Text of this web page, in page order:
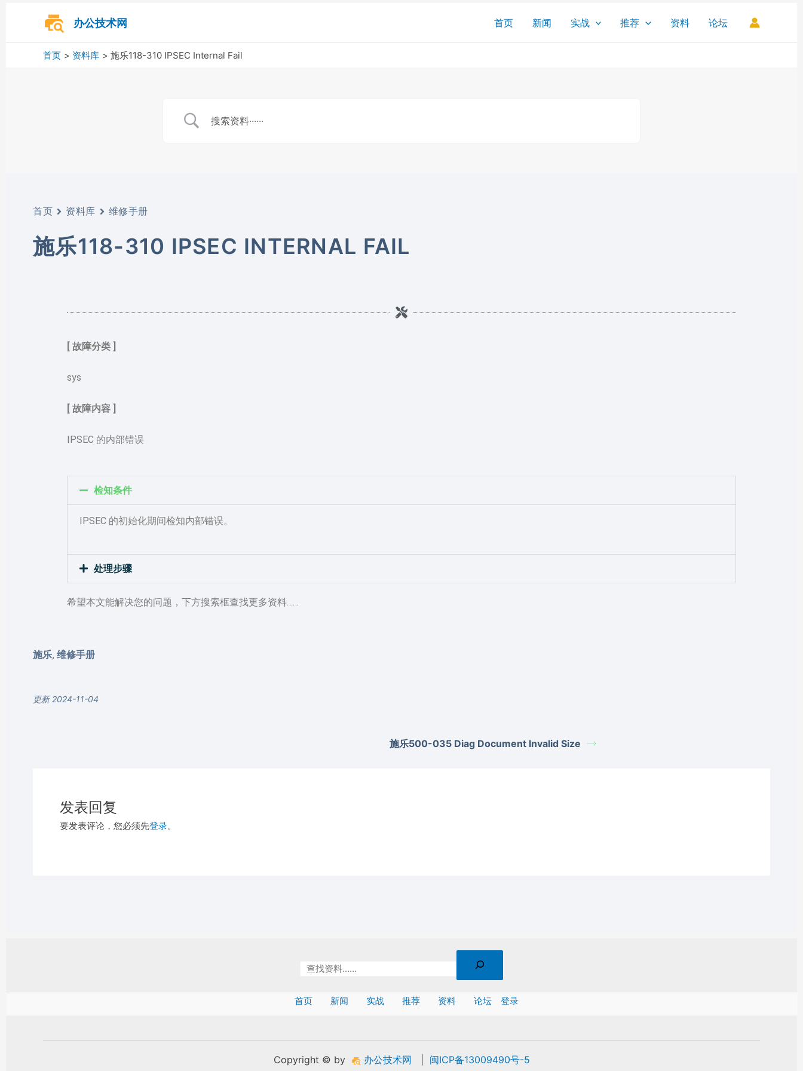
办公技术网 首页 新闻 实战 推荐 资料 论坛
首页 资料库 施乐118-310 IPSEC Internal Fail
首页 资料库 维修手册
施乐118-310 IPSEC INTERNAL FAIL
[ 故障分类 ]
sys
[ 故障内容 ]
IPSEC 的内部错误
检知条件
IPSEC 的初始化期间检知内部错误。
处理步骤
希望本文能解决您的问题，下方搜索框查找更多资料……
施乐, 维修手册
更新 2024-11-04
施乐500-035 Diag Document Invalid Size
发表回复
要发表评论，您必须先登录。
首页 新闻 实战 推荐 资料 论坛 登录
Copyright © by 办公技术网 闽ICP备13009490号-5